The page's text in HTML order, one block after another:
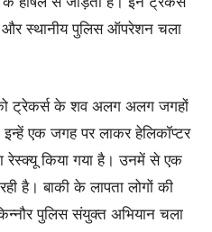
और स्थानीय पुलिस ऑपरेशन चला
को ट्रेकर्स के शव अलग अलग जगहों
एक जगह पर लाकर हेलिकॉप्टर
रेस्क्यू किया गया है। उनमें से एक
है। बाकी के लापता लोगों की
पुलिस संयुक्त अभियान चला